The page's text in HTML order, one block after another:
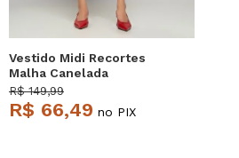
Vestido Midi Recortes
Malha Canelada
Vermelho Salvatore
R$ 149,99
R$ 66,49 no PIX